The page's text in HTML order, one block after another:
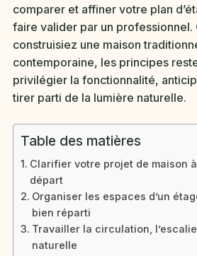
comparer et affiner votre plan
faire valider par un professionnel.
construisiez une maison
contemporaine, les principes
privilégier la fonctionnalité,
tirer parti de la lumière naturelle.
Table des matières
Clarifier votre projet de maison
départ
Organiser les espaces d’un
bien réparti
Travailler la circulation,
naturelle